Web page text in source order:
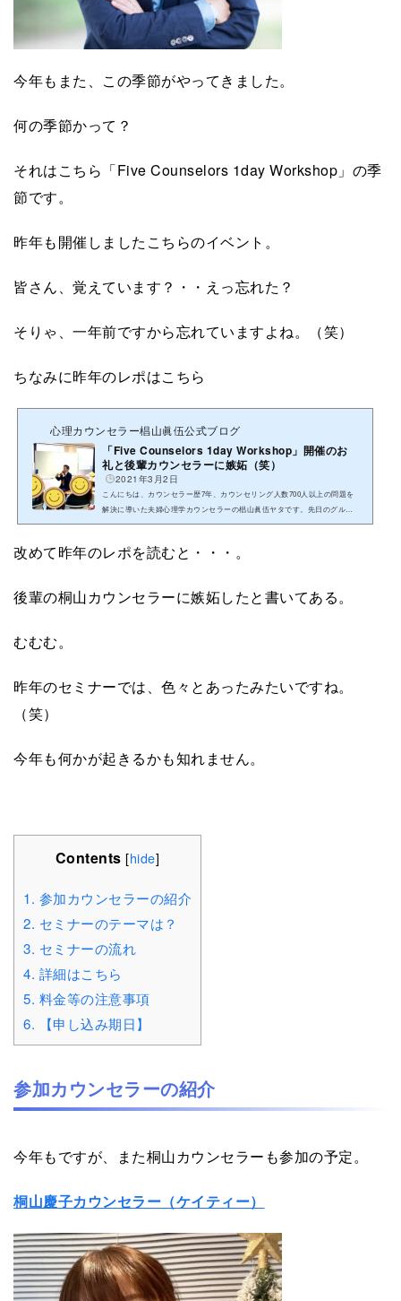
今年もまた、この季節がやってきました。
何の季節かって？
それはこちら「Five Counselors 1day Workshop」の季
節です。
昨年も開催しましたこちらのイベント。
皆さん、覚えています？・・えっ忘れた？
そりゃ、一年前ですから忘れていますよね。（笑）
ちなみに昨年のレポはこちら
心理カウンセラー椙山眞伍公式ブログ
「Five Counselors 1day Workshop」開催のお
礼と後輩カウンセラーに嫉妬（笑）
2021年3月2日
こんにちは、カウンセラー歴7年、カウンセリング人数700人以上の問題を
解決に導いた夫婦心理学カウンセラーの椙山眞伍ヤタです。先日のグルー
プカウンセリングにご参加の皆さまありがとうございました。会場&...
改めて昨年のレポを読むと・・・。
後輩の桐山カウンセラーに嫉妬したと書いてある。
むむむ。
昨年のセミナーでは、色々とあったみたいですね。
（笑）
今年も何かが起きるかも知れません。
Contents [hide]
1. 参加カウンセラーの紹介
2. セミナーのテーマは？
3. セミナーの流れ
4. 詳細はこちら
5. 料金等の注意事項
6. 【申し込み期日】
参加カウンセラーの紹介
今年もですが、また桐山カウンセラーも参加の予定。
桐山慶子カウンセラー（ケイティー）